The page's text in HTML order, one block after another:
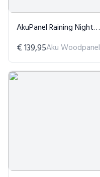
AkuPanel Raining Night Hout
€ 139,95Aku Woodpanel